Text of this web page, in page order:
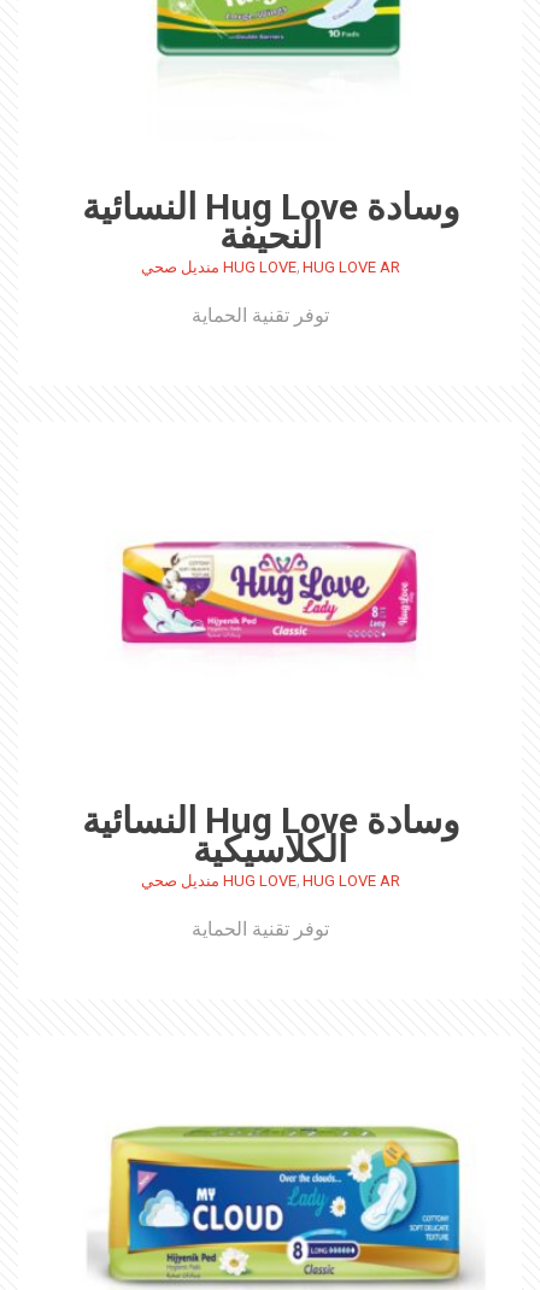
وسادة Hug Love النسائية
النحيفة
HUG LOVE AR
,HUG LOVE منديل صحي
توفر تقنية الحماية
وسادة Hug Love النسائية
الكلاسيكية
HUG LOVE AR
,HUG LOVE منديل صحي
توفر تقنية الحماية